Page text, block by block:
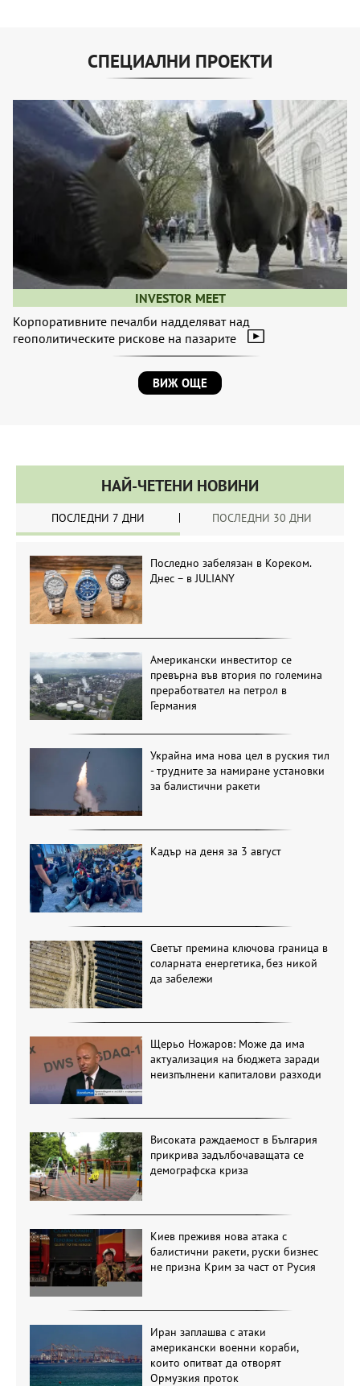
СПЕЦИАЛНИ ПРОЕКТИ
INVESTOR MEET
Корпоративните печалби надделяват над
геополитическите рискове на пазарите
ВИЖ ОЩЕ
НАЙ-ЧЕТЕНИ НОВИНИ
ПОСЛЕДНИ 7 ДНИ ПОСЛЕДНИ 30 ДНИ
Последно забелязан в Кореком.
Днес – в JULIANY
Американски инвеститор се
превърна във втория по големина
преработвател на петрол в
Германия
Украйна има нова цел в руския тил
- трудните за намиране установки
за балистични ракети
Кадър на деня за 3 август
Светът премина ключова граница в
соларната енергетика, без никой
да забележи
Щерьо Ножаров: Може да има
актуализация на бюджета заради
неизпълнени капиталови разходи
Високата раждаемост в България
прикрива задълбочаващата се
демографска криза
Киев преживя нова атака с
балистични ракети, руски бизнес
не призна Крим за част от Русия
Иран заплашва с атаки
американски военни кораби,
които опитват да отворят
Ормузкия проток